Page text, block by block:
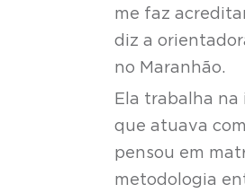
me faz
diz a
no Maranhão.
Ela trabalha na
que atuava
pensou em
metodologia